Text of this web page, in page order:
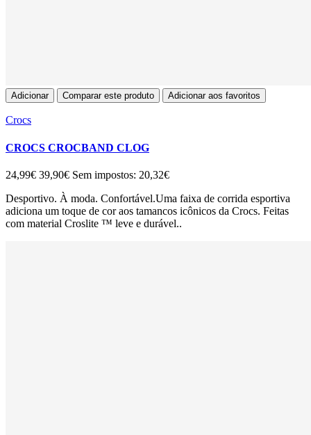
Adicionar Comparar este produto Adicionar aos favoritos
Crocs
CROCS CROCBAND CLOG
24,99€ 39,90€ Sem impostos: 20,32€
Desportivo. À moda. Confortável.Uma faixa de corrida esportiva
adiciona um toque de cor aos tamancos icônicos da Crocs. Feitas
com material Croslite ™ leve e durável..